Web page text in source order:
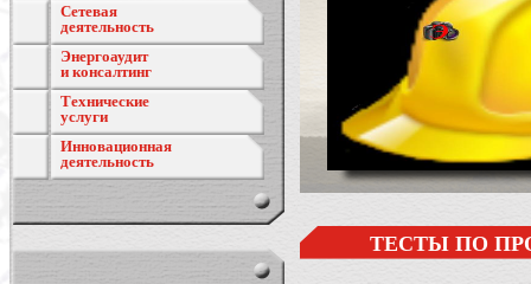
Сетевая
деятельность
Энергоаудит
и консалтинг
Технические
услуги
Инновационная
деятельность
ТЕСТЫ ПО